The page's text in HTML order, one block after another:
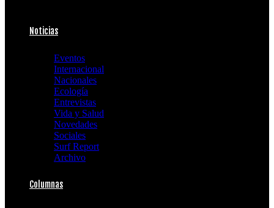
Noticias
Eventos
Internacional
Nacionales
Ecología
Entrevistas
Vida y Salud
Novedades
Sociales
Surf Report
Archivo
Columnas